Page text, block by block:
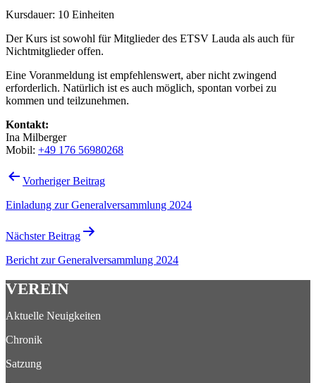
Kursdauer: 10 Einheiten
Der Kurs ist sowohl für Mitglieder des ETSV Lauda als auch für
Nichtmitglieder offen.
Eine Voranmeldung ist empfehlenswert, aber nicht zwingend
erforderlich. Natürlich ist es auch möglich, spontan vorbei zu
kommen und teilzunehmen.
Kontakt:
Ina Milberger
Mobil: +49 176 56980268
Beitragsnavigation
Vorheriger Beitrag
Einladung zur Generalversammlung 2024
Nächster Beitrag
Bericht zur Generalversammlung 2024
VEREIN
Aktuelle Neuigkeiten
Chronik
Satzung